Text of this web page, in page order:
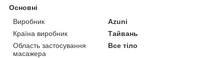
Основні
Виробник
Azuni
Країна виробник
Тайвань
Область застосування
масажера
Все тіло